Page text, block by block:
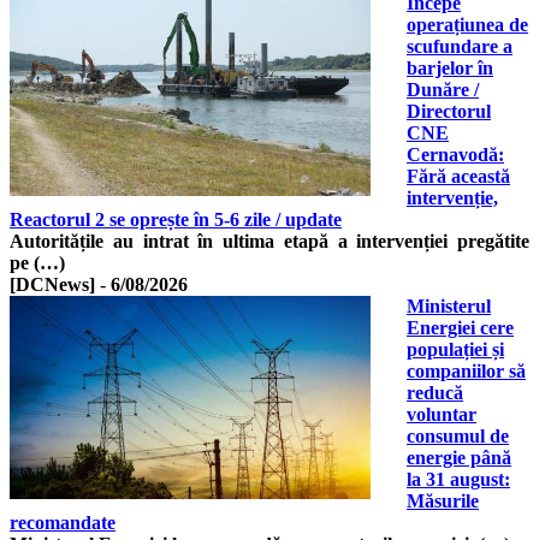
operațiunea de
scufundare a
barjelor în
Dunăre /
Directorul
CNE
Cernavodă:
Fără această
intervenție,
Reactorul 2 se oprește în 5-6 zile / update
Autoritățile au intrat în ultima etapă a intervenției pregătite
pe (…)
[DCNews] - 6/08/2026
Ministerul
Energiei cere
populației și
companiilor să
reducă
voluntar
consumul de
energie până
la 31 august:
Măsurile
recomandate